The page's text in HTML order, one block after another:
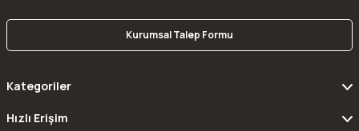
Kurumsal Talep Formu
Kategoriler
Hızlı Erişim